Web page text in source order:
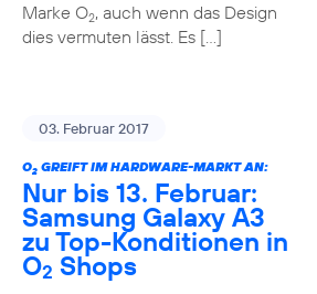
Marke O2, auch wenn das Design
dies vermuten lässt. Es […]
03. Februar 2017
O2GREIFT IM HARDWARE-MARKT AN:
Nur bis 13. Februar:
Samsung Galaxy A3
zu Top-Konditionen in
O2 Shops